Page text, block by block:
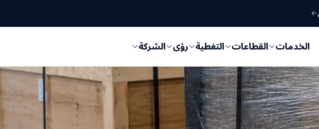
الخدمات القطاعات التغطية رؤى الشركة